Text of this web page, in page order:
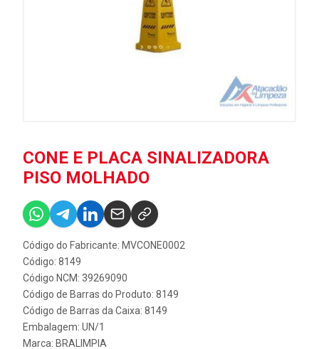
CONE E PLACA SINALIZADORA
PISO MOLHADO
Código do Fabricante: MVCONE0002
Código: 8149
Código NCM: 39269090
Código de Barras do Produto: 8149
Código de Barras da Caixa: 8149
Embalagem: UN/1
Marca: BRALIMPIA